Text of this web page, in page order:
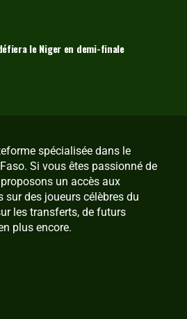
le Niger en demi-finale
spécialisée dans le
Si vous êtes passionné de
un accès aux
sur des joueurs célèbres du
les transferts, de futurs
plus encore.